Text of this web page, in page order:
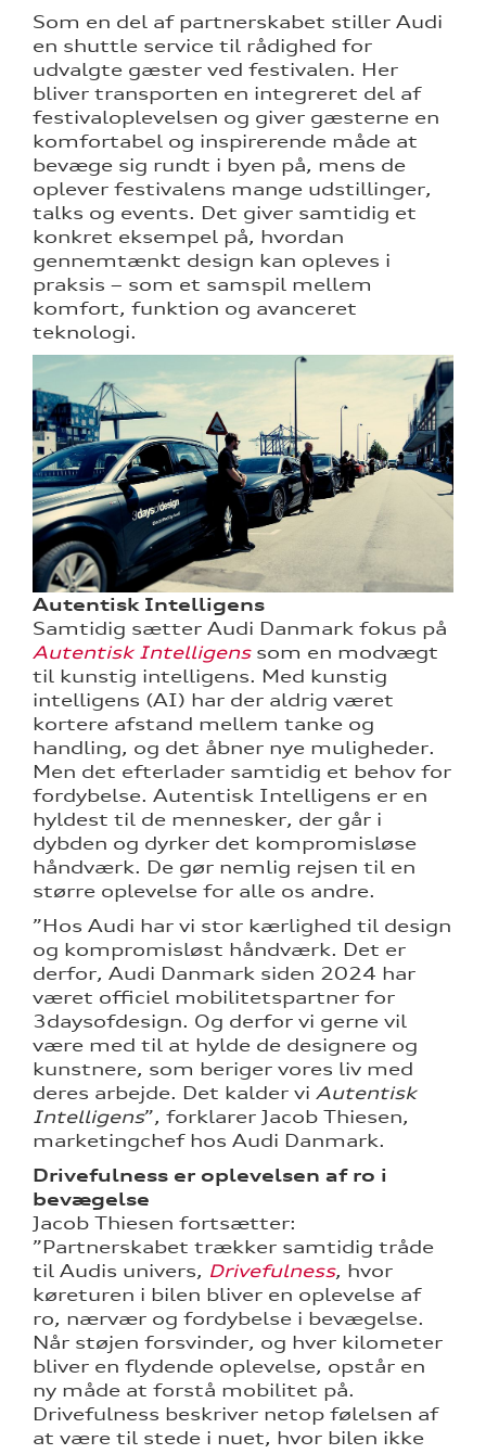
Som en del af partnerskabet stiller Audi
en shuttle service til rådighed for
udvalgte gæster ved festivalen. Her
bliver transporten en integreret del af
festivaloplevelsen og giver gæsterne en
komfortabel og inspirerende måde at
bevæge sig rundt i byen på, mens de
oplever festivalens mange udstillinger,
talks og events. Det giver samtidig et
konkret eksempel på, hvordan
gennemtænkt design kan opleves i
praksis – som et samspil mellem
komfort, funktion og avanceret
teknologi.
Autentisk Intelligens
Samtidig sætter Audi Danmark fokus på
Autentisk Intelligenssom en modvægt
til kunstig intelligens. Med kunstig
intelligens (AI) har der aldrig været
kortere afstand mellem tanke og
handling, og det åbner nye muligheder.
Men det efterlader samtidig et behov for
fordybelse. Autentisk Intelligens er en
hyldest til de mennesker, der går i
dybden og dyrker det kompromisløse
håndværk. De gør nemlig rejsen til en
større oplevelse for alle os andre.
”Hos Audi har vi stor kærlighed til design
og kompromisløst håndværk. Det er
derfor, Audi Danmark siden 2024 har
været officiel mobilitetspartner for
3daysofdesign. Og derfor vi gerne vil
være med til at hylde de designere og
kunstnere, som beriger vores liv med
deres arbejde. Det kalder vi Autentisk
Intelligens”, forklarer Jacob Thiesen,
marketingchef hos Audi Danmark.
Drivefulness er oplevelsen af ro i
bevægelse
Jacob Thiesen fortsætter:
”Partnerskabet trækker samtidig tråde
til Audis univers, Drivefulness, hvor
køreturen i bilen bliver en oplevelse af
ro, nærvær og fordybelse i bevægelse.
Når støjen forsvinder, og hver kilometer
bliver en flydende oplevelse, opstår en
ny måde at forstå mobilitet på.
Drivefulness beskriver netop følelsen af
at være til stede i nuet, hvor bilen ikke